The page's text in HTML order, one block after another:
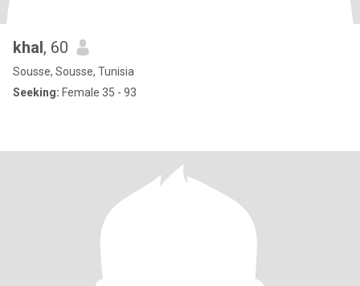
khal, 60
Sousse, Sousse, Tunisia
Seeking: Female 35 - 93